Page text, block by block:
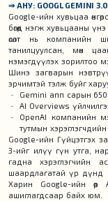
⇒ АНУ: GOOGL GEMINI
Google-ийн хувьцаа
бөгөөд нэгж хувьцааны
өсөлт нь компанийн
танилцуулсан, мөн
нэмэгдүүлэх зорилтоо
Шинэ загварын
эрчимтэй тэлж буйг
Gemini апп сарын 650
AI Overviews
OpenAI компанийн
тутмын
Google-ийн Гүйцэтгэх
3-ийг илүү гүн утга,
гадна хэрэглэгчийн
шаардлагатай үр дүнд
Харин Google-ийн өөр
ашиглагдсаар байх юм.